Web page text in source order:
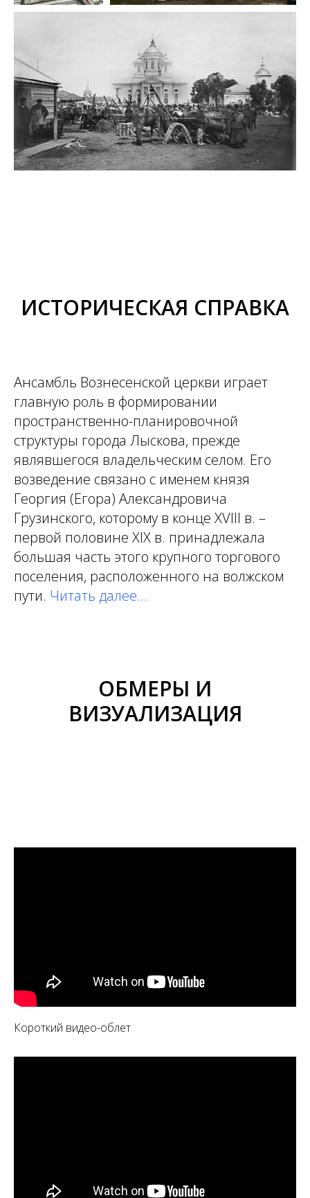
ИСТОРИЧЕСКАЯ СПРАВКА
Ансамбль Вознесенской церкви играет
главную роль в формировании
пространственно-планировочной
структуры города Лыскова, прежде
являвшегося владельческим селом. Его
возведение связано с именем князя
Георгия (Егора) Александровича
Грузинского, которому в конце XVIII в. –
первой половине XIX в. принадлежала
большая часть этого крупного торгового
поселения, расположенного на волжском
пути. Читать далее...
ОБМЕРЫ И
ВИЗУАЛИЗАЦИЯ
Короткий видео-облет